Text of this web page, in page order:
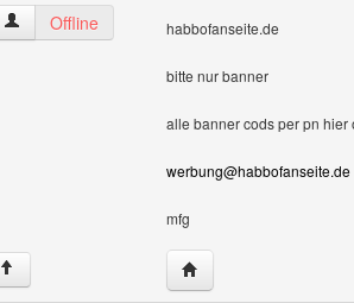
internetmusik Benutzer-Profile anzeigen
Offline habbofanseite.de
bitte nur banner
alle banner cods per pn hier
werbung@habbofanseite.de
mfg
↑ Website dieses